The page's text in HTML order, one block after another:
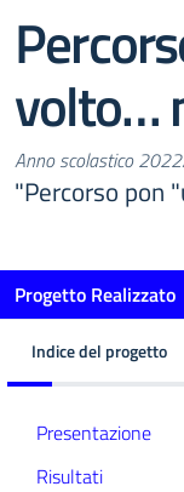
volto…
Anno scolastico
"Percorso pon
Progetto Realizzato
Indice del progetto
Presentazione
Risultati